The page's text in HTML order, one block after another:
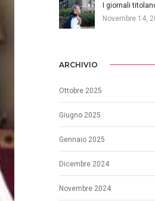
I giornali
Novembre 14,
ARCHIVIO
Ottobre 2025
Giugno 2025
Gennaio 2025
Dicembre 2024
Novembre 2024